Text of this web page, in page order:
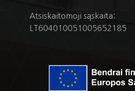
Atsiskaitomoji sąskaita:
LT604010051005652185